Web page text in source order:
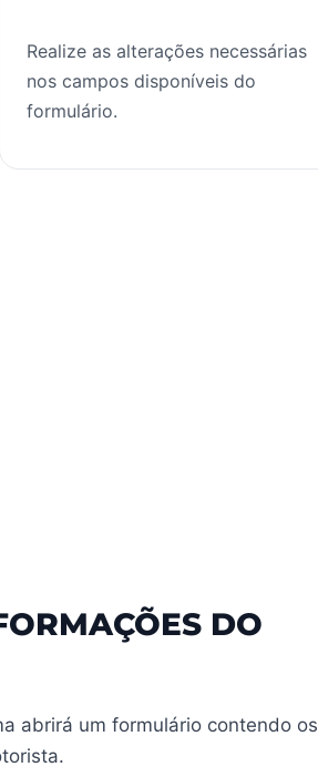
Realize as alterações necessárias
nos campos disponíveis do
formulário.
DO
abrirá um formulário contendo os